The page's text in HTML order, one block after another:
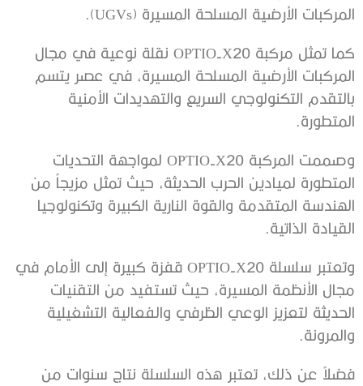
المركبات الأرضية المسلحة المسيرة (UGVs).
كما تمثل مركبة OPTIO-X20 نقلة نوعية في مجال
المركبات الأرضية المسلحة المسيرة، في عصر يتسم
بالتقدم التكنولوجي السريع والتهديدات الأمنية
المتطورة.
وصممت المركبة OPTIO-X20 لمواجهة التحديات
المتطورة لميادين الحرب الحديثة، حيث تمثل مزيجاً من
الهندسة المتقدمة والقوة النارية الكبيرة وتكنولوجيا
القيادة الذاتية.
وتعتبر سلسلة OPTIO-X20 قفزة كبيرة إلى الأمام في
مجال الأنظمة المسيرة، حيث تستفيد من التقنيات
الحديثة لتعزيز الوعي الظرفي والفعالية التشغيلية
والمرونة.
فضلاً عن ذلك، تعتبر هذه السلسلة نتاج سنوات من